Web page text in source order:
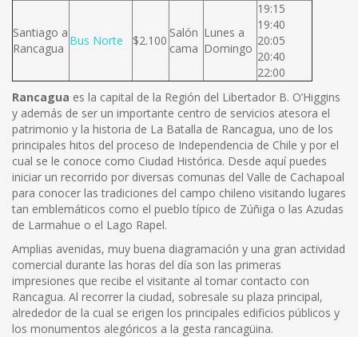
Santiago a
Rancagua
Bus Norte $2.100
Salón
cama
Lunes a
Domingo
19:15
19:40
20:05
20:40
22:00
Rancagua es la capital de la Región del Libertador B. O’Higgins
y además de ser un importante centro de servicios atesora el
patrimonio y la historia de La Batalla de Rancagua, uno de los
principales hitos del proceso de Independencia de Chile y por el
cual se le conoce como Ciudad Histórica. Desde aquí puedes
iniciar un recorrido por diversas comunas del Valle de Cachapoal
para conocer las tradiciones del campo chileno visitando lugares
tan emblemáticos como el pueblo típico de Zúñiga o las Azudas
de Larmahue o el Lago Rapel.
Amplias avenidas, muy buena diagramación y una gran actividad
comercial durante las horas del día son las primeras
impresiones que recibe el visitante al tomar contacto con
Rancagua. Al recorrer la ciudad, sobresale su plaza principal,
alrededor de la cual se erigen los principales edificios públicos y
los monumentos alegóricos a la gesta rancagüina.